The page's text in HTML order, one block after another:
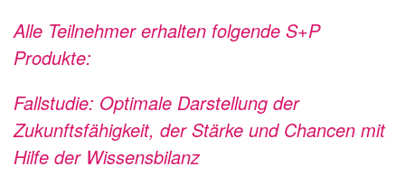
Alle Teilnehmer erhalten folgende S+P
Produkte:
Fallstudie: Optimale Darstellung der
Zukunftsfähigkeit, der Stärke und Chancen mit
Hilfe der Wissensbilanz